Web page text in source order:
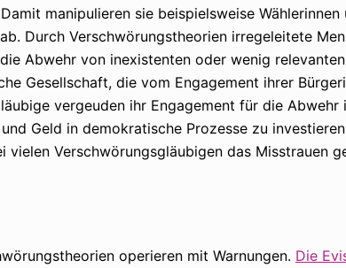
manipulieren sie beispielsweise
Durch Verschwörungstheorien irregeleitete
Abwehr von inexistenten oder wenig
Gesellschaft, die vom Engagement ihrer
vergeuden ihr Engagement für die
Geld in demokratische Prozesse zu
vielen Verschwörungsgläubigen das Misstrauen
operieren mit Warnungen. Die